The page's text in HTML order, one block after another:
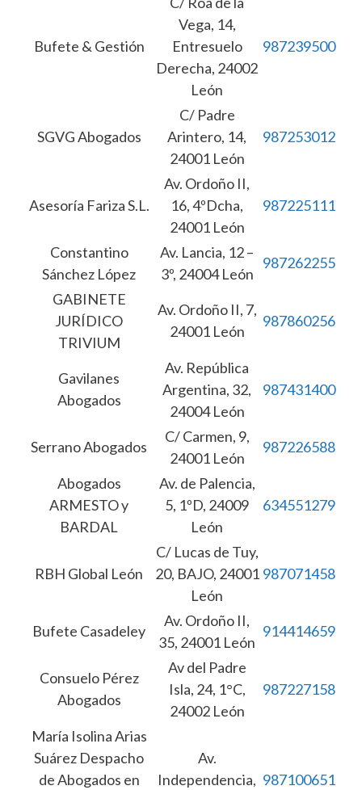
Bufete & Gestión
Vega, 14,
Entresuelo
Derecha, 24002
León
987239500
SGVG Abogados
C/ Padre
Arintero, 14,
24001 León
987253012
Asesoría Fariza S.L.
Av. Ordoño II,
16, 4ºDcha,
24001 León
987225111
Constantino
Sánchez López
Av. Lancia, 12 –
3º, 24004 León
987262255
GABINETE
JURÍDICO
TRIVIUM
Av. Ordoño II, 7,
24001 León
987860256
Gavilanes
Abogados
Av. República
Argentina, 32,
24004 León
987431400
Serrano Abogados
C/ Carmen, 9,
24001 León
987226588
Abogados
ARMESTO y
BARDAL
Av. de Palencia,
5, 1ºD, 24009
León
634551279
RBH Global León
C/ Lucas de Tuy,
20, BAJO, 24001
León
987071458
Bufete Casadeley
Av. Ordoño II,
35, 24001 León
914414659
Consuelo Pérez
Abogados
Av del Padre
Isla, 24, 1°C,
24002 León
987227158
María Isolina Arias
Suárez Despacho
de Abogados en
Av.
Independencia, 987100651